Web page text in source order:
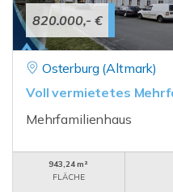
820.000,- €
Osterburg (Altmark)
Voll vermietetes
Mehrfamilienhaus
943,24 m²
FLÄCHE